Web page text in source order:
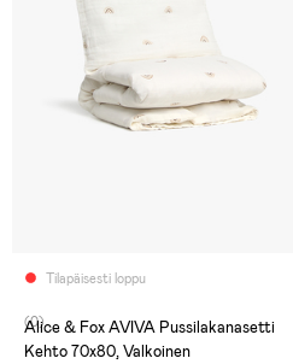
Tilapäisesti loppu
(0)
Alice & Fox AVIVA Pussilakanasetti
Kehto 70x80, Valkoinen